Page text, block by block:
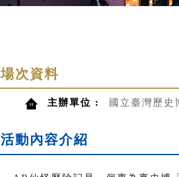
場次資料
主辦單位 : 國立臺灣歷史
活動內容介紹